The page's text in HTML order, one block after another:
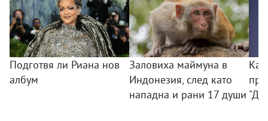
Подготвя ли Риана нов
албум
Заловиха маймуна в
Индонезия, след като
нападна и рани 17 души